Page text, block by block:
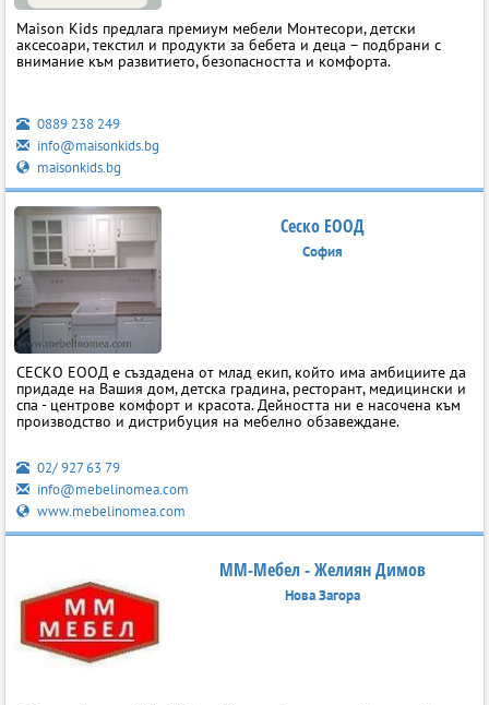
Maison Kids предлага премиум мебели Монтесори, детски
аксесоари, текстил и продукти за бебета и деца – подбрани с
внимание към развитието, безопасността и комфорта.
0889 238 249
info@maisonkids.bg
maisonkids.bg
Сеско ЕООД
София
СЕСКО ЕООД е създадена от млад екип, който има амбициите да
придаде на Вашия дом, детска градина, ресторант, медицински и
спа - центрове комфорт и красота. Дейността ни е насочена към
производство и дистрибуция на мебелно обзавеждане.
02/ 927 63 79
info@mebelinomea.com
www.mebelinomea.com
ММ-Мебел - Желиян Димов
Нова Загора